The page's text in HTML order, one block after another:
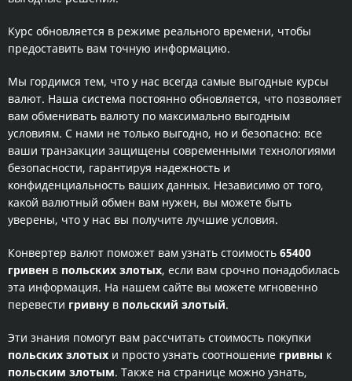
Курс обновляется в режиме реального времени, чтобы
предоставить вам точную информацию.
Мы гордимся тем, что у нас всегда самые выгодные курсы
валют. Наша система постоянно обновляется, что позволяет
вам обменивать валюту по максимально выгодным
условиям. С нами не только выгодно, но и безопасно: все
ваши транзакции защищены современными технологиями
безопасности, гарантируя надежность и
конфиденциальность ваших данных. Независимо от того,
какой валютный обмен вам нужен, вы можете быть
уверены, что у нас вы получите лучшие условия.
Конвертер валют поможет вам узнать стоимость 65400
гривен в польских злотых, если вам срочно понадобилась
эта информация. На нашем сайте вы можете мгновенно
перевести гривну в польский злотый.
Эти знания помогут вам рассчитать стоимость покупки
польских злотых и просто узнать соотношение гривны к
польским злотым. Также на странице можно узнать,